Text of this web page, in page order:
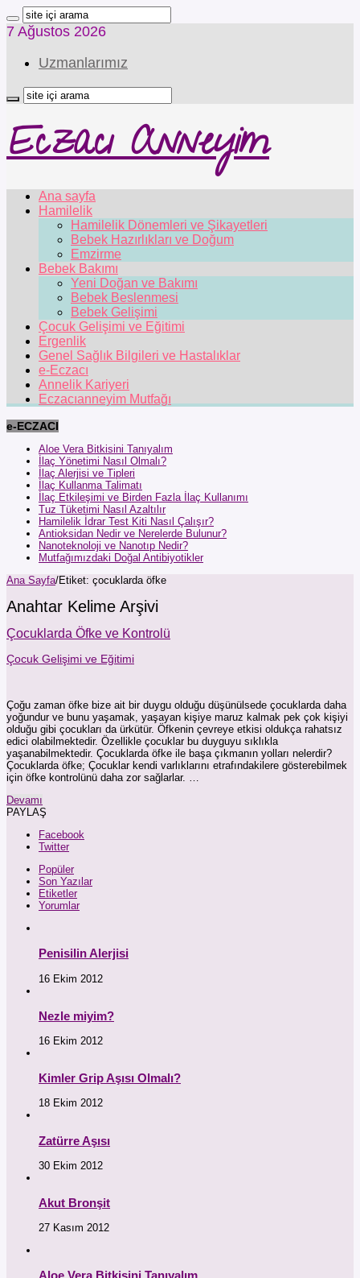
7 Ağustos 2026
Uzmanlarımız
Eczacı Anneyim
Ana sayfa
Hamilelik
Hamilelik Dönemleri ve Şikayetleri
Bebek Hazırlıkları ve Doğum
Emzirme
Bebek Bakımı
Yeni Doğan ve Bakımı
Bebek Beslenmesi
Bebek Gelişimi
Çocuk Gelişimi ve Eğitimi
Ergenlik
Genel Sağlık Bilgileri ve Hastalıklar
e-Eczacı
Annelik Kariyeri
Eczacıanneyim Mutfağı
e-ECZACI
Aloe Vera Bitkisini Tanıyalım
İlaç Yönetimi Nasıl Olmalı?
İlaç Alerjisi ve Tipleri
İlaç Kullanma Talimatı
İlaç Etkileşimi ve Birden Fazla İlaç Kullanımı
Tuz Tüketimi Nasıl Azaltılır
Hamilelik İdrar Test Kiti Nasıl Çalışır?
Antioksidan Nedir ve Nerelerde Bulunur?
Nanoteknoloji ve Nanotıp Nedir?
Mutfağımızdaki Doğal Antibiyotikler
Ana Sayfa/Etiket: çocuklarda öfke
Anahtar Kelime Arşivi
Çocuklarda Öfke ve Kontrolü
Çocuk Gelişimi ve Eğitimi
Çoğu zaman öfke bize ait bir duygu olduğu düşünülsede çocuklarda daha
yoğundur ve bunu yaşamak, yaşayan kişiye maruz kalmak pek çok kişiyi
olduğu gibi çocukları da ürkütür. Öfkenin çevreye etkisi oldukça rahatsız
edici olabilmektedir. Özellikle çocuklar bu duyguyu sıklıkla
yaşanabilmektedir. Çocuklarda öfke ile başa çıkmanın yolları nelerdir?
Çocuklarda öfke; Çocuklar kendi varlıklarını etrafındakilere gösterebilmek
için öfke kontrolünü daha zor sağlarlar. …
Devamı
PAYLAŞ
Facebook
Twitter
Popüler
Son Yazılar
Etiketler
Yorumlar
Penisilin Alerjisi
16 Ekim 2012
Nezle miyim?
16 Ekim 2012
Kimler Grip Aşısı Olmalı?
18 Ekim 2012
Zatürre Aşısı
30 Ekim 2012
Akut Bronşit
27 Kasım 2012